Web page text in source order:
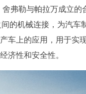
弗勒与帕拉万成立
的机械连接，为汽车
车上的应用，用于实
济性和安全性。